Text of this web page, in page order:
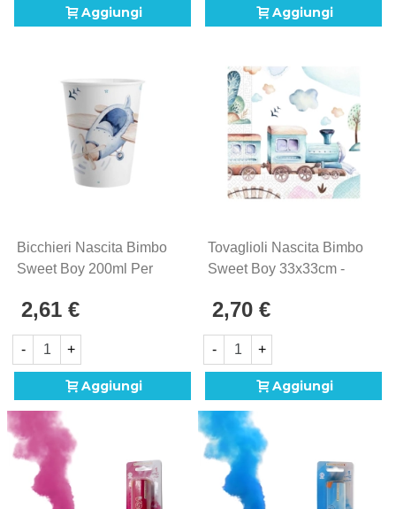
Aggiungi Aggiungi
Bicchieri Nascita Bimbo
Sweet Boy 200ml Per
2,61 €
- +
Aggiungi
Tovaglioli Nascita Bimbo
Sweet Boy 33x33cm -
2,70 €
- +
Aggiungi